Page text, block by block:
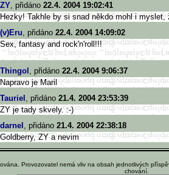
ZY, přidáno 22.4. 2004 19:02:41
Hezky! Takhle by si snad někdo mohl i myslet,
(v)Eru, přidáno 22.4. 2004 14:09:02
Sex, fantasy and rock'n'roll!!!
Thingol , přidáno 22.4. 2004 9:06:37
Napravo je Maril
Tauriel , přidáno 21.4. 2004 23:53:39
ZY je tady skvely. :-)
darnel , přidáno 21.4. 2004 22:38:18
Goldberry, ZY a nevim
Provozovatel nemá vliv na obsah jednotlivých
chování.